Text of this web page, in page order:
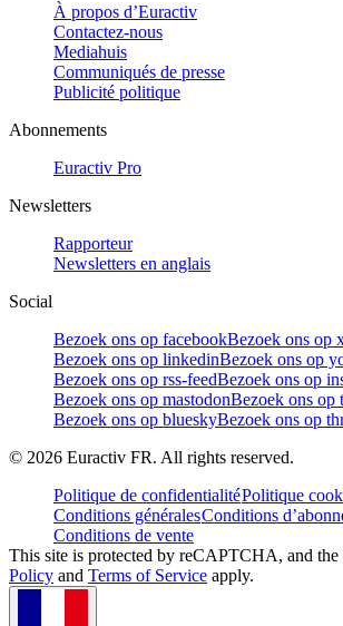
À propos d’Euractiv
Contactez-nous
Mediahuis
Communiqués de presse
Publicité politique
Abonnements
Euractiv Pro
Newsletters
Rapporteur
Newsletters en anglais
Social
Bezoek ons op facebookBezoek ons op
Bezoek ons op linkedinBezoek ons op
Bezoek ons op rss-feedBezoek ons op
Bezoek ons op mastodonBezoek ons op
Bezoek ons op blueskyBezoek ons op
© 2026 Euractiv FR. All rights reserved.
Politique de confidentialitéPolitique
Conditions généralesConditions
Conditions de vente
This site is protected by reCAPTCHA, and the
Policy and Terms of Service apply.